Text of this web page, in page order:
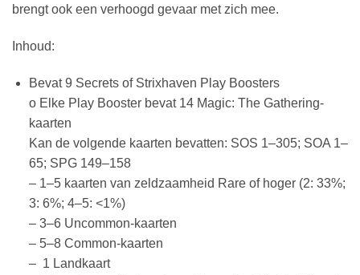
brengt ook een verhoogd gevaar met zich mee.
Inhoud:
Bevat 9 Secrets of Strixhaven Play Boosters
o Elke Play Booster bevat 14 Magic: The Gathering-
kaarten
Kan de volgende kaarten bevatten: SOS 1–305; SOA 1–
65; SPG 149–158
– 1–5 kaarten van zeldzaamheid Rare of hoger (2: 33%;
3: 6%; 4–5: <1%)
– 3–6 Uncommon-kaarten
– 5–8 Common-kaarten
– 1 Landkaart